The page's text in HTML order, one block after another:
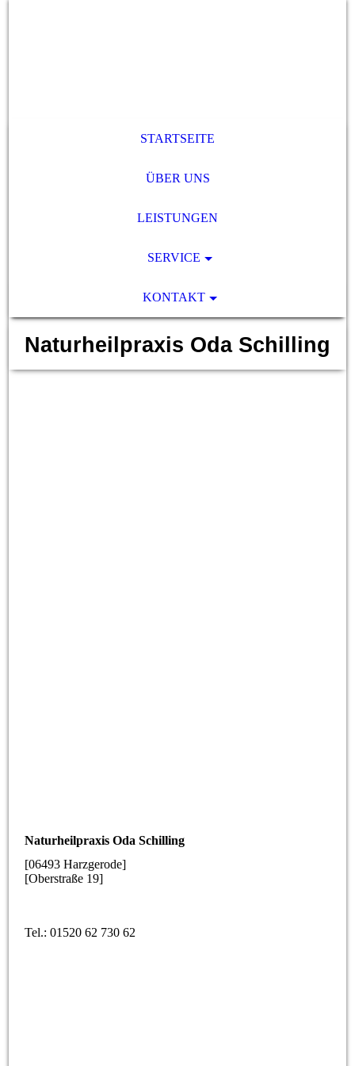
STARTSEITE
ÜBER UNS
LEISTUNGEN
SERVICE
KONTAKT
Naturheilpraxis Oda Schilling
Naturheilpraxis Oda Schilling
[06493 Harzgerode]
[Oberstraße 19]
Tel.: 01520 62 730 62